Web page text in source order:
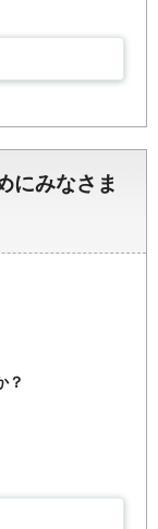
にみなさま
？